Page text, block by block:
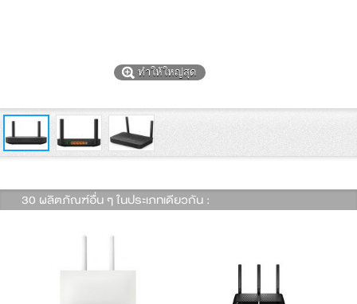
ทำให้ใหญ่สุด
30 ผลิตภัณฑ์อื่น ๆ ในประเภทเดียวกัน :